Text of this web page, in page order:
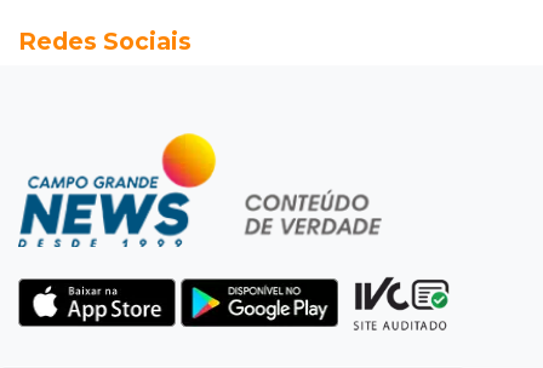
Chuva chega à Capital e antecipa mudança no
Dados públicos
Fábio Trad declara R$ 3,67 milhões em bens,
55% a mais que em 2022
Obra de R$ 3,1 milhões promete melhorar
estacionamento do Bioparque
Redes Sociais